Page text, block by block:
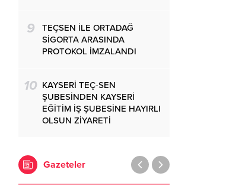
9
TEÇSEN İLE ORTADAĞ
SİGORTA ARASINDA
PROTOKOL İMZALANDI
10 KAYSERİ TEÇ-SEN
ŞUBESİNDEN KAYSERİ
EĞİTİM İŞ ŞUBESİNE HAYIRLI
OLSUN ZİYARETİ
Gazeteler